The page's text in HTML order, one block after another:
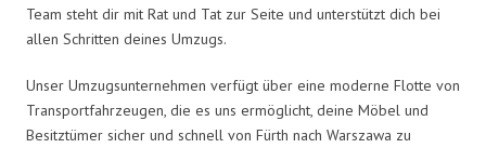
Team steht dir mit Rat und Tat zur Seite und unterstützt dich bei
allen Schritten deines Umzugs.
Unser Umzugsunternehmen verfügt über eine moderne Flotte von
Transportfahrzeugen, die es uns ermöglicht, deine Möbel und
Besitztümer sicher und schnell von Fürth nach Warszawa zu